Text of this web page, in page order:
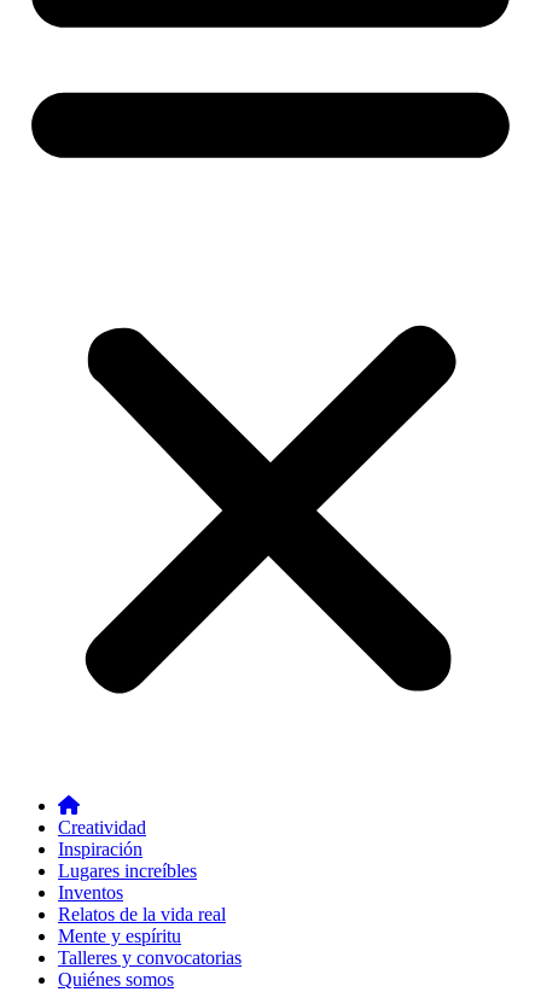
Creatividad
Inspiración
Lugares increíbles
Inventos
Relatos de la vida real
Mente y espíritu
Talleres y convocatorias
Quiénes somos